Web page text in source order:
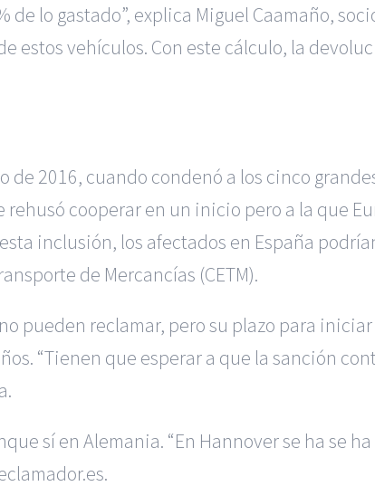
lo gastado”, explica Miguel Caamaño,
estos vehículos. Con este cálculo, la
de 2016, cuando condenó a los cinco
rehusó cooperar en un inicio pero a la que
inclusión, los afectados en España
de Mercancías (CETM).
pueden reclamar, pero su plazo para
“Tienen que esperar a que la sanción
sí en Alemania. “En Hannover se ha se